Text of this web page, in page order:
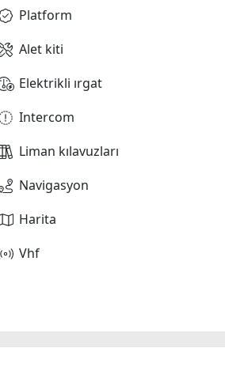
Platform
Alet kiti
Elektrikli ırgat
Intercom
Liman kılavuzları
Navigasyon
Harita
Vhf